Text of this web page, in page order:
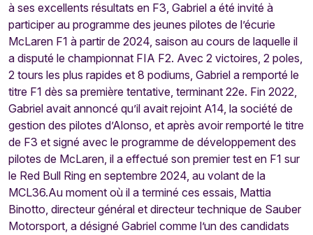
à ses excellents résultats en F3, Gabriel a été invité à
participer au programme des jeunes pilotes de l’écurie
McLaren F1 à partir de 2024, saison au cours de laquelle il
a disputé le championnat FIA F2. Avec 2 victoires, 2 poles,
2 tours les plus rapides et 8 podiums, Gabriel a remporté le
titre F1 dès sa première tentative, terminant 22e. Fin 2022,
Gabriel avait annoncé qu’il avait rejoint A14, la société de
gestion des pilotes d’Alonso, et après avoir remporté le titre
de F3 et signé avec le programme de développement des
pilotes de McLaren, il a effectué son premier test en F1 sur
le Red Bull Ring en septembre 2024, au volant de la
MCL36.Au moment où il a terminé ces essais, Mattia
Binotto, directeur général et directeur technique de Sauber
Motorsport, a désigné Gabriel comme l’un des candidats